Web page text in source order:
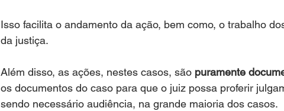
Isso facilita o andamento da ação, bem como, o trabalho
da justiça.
Além disso, as ações, nestes casos, são puramente
os documentos do caso para que o juiz possa proferir
sendo necessário audiência, na grande maioria dos casos.